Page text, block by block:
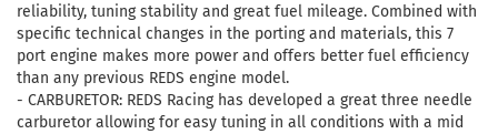
reliability, tuning stability and great fuel mileage. Combined with
specific technical changes in the porting and materials, this 7
port engine makes more power and offers better fuel efficiency
than any previous REDS engine model.
- CARBURETOR: REDS Racing has developed a great three needle
carburetor allowing for easy tuning in all conditions with a mid